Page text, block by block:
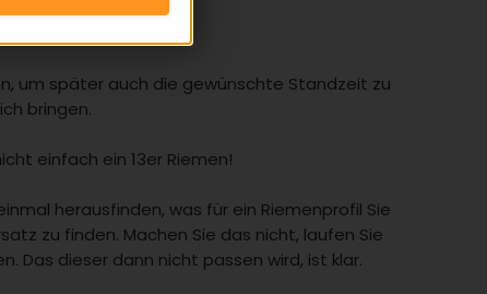
ich?
um später auch die gewünschte Standzeit zu
bringen.
einfach ein 13er Riemen!
herausfinden, was für ein Riemenprofil Sie
zu finden. Machen Sie das nicht, laufen Sie
Das dieser dann nicht passen wird, ist klar.